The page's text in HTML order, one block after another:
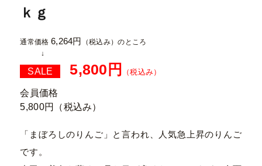
ｋｇ
通常価格 6,264円 （税込み）のところ
SALE 5,800円 （税込み）
会員価格
5,800円
（税込み）
「まぼろしのりんご」と言われ、人気急上昇のりんご
です。